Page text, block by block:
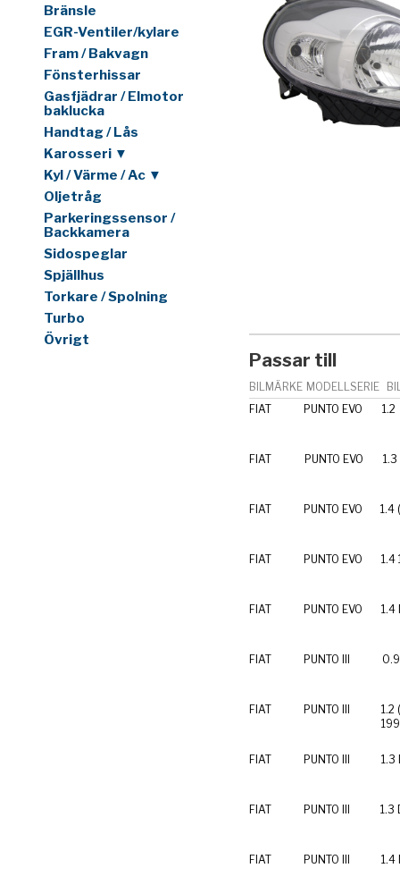
Bränsle
EGR-Ventiler/kylare
Fram / Bakvagn
Fönsterhissar
Gasfjädrar / Elmotor
baklucka
Handtag / Lås
Karosseri ▼
Kyl / Värme / Ac ▼
Oljetråg
Parkeringssensor /
Backkamera
Sidospeglar
Spjällhus
Torkare / Spolning
Turbo
Övrigt
Passar till
BILMÄRKE MODELLSERIE
FIAT
PUNTO EVO 1.2
FIAT PUNTO EVO
FIAT PUNTO EVO 1.4
FIAT PUNTO EVO 1.4
FIAT PUNTO EVO 1.4
FIAT PUNTO III
FIAT PUNTO III
1.2
FIAT PUNTO III 1.3
FIAT PUNTO III 1.3
FIAT PUNTO III 1.4